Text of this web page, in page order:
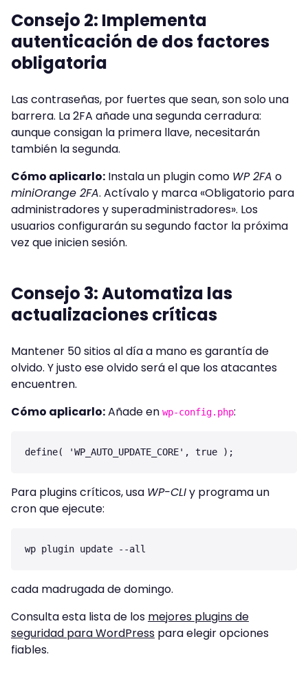
Consejo 2: Implementa
autenticación de dos factores
obligatoria
Las contraseñas, por fuertes que sean, son solo una
barrera. La 2FA añade una segunda cerradura:
aunque consigan la primera llave, necesitarán
también la segunda.
Cómo aplicarlo: Instala un plugin como WP 2FA o
miniOrange 2FA. Actívalo y marca «Obligatorio para
administradores y superadministradores». Los
usuarios configurarán su segundo factor la próxima
vez que inicien sesión.
Consejo 3: Automatiza las
actualizaciones críticas
Mantener 50 sitios al día a mano es garantía de
olvido. Y justo ese olvido será el que los atacantes
encuentren.
Cómo aplicarlo:Añade en wp-config.php:
define( 'WP_AUTO_UPDATE_CORE', true );
Para plugins críticos, usa WP-CLIy programa un
cron que ejecute:
wp plugin update --all
cada madrugada de domingo.
Consulta esta lista de los mejores plugins de
seguridad para WordPress para elegir opciones
fiables.